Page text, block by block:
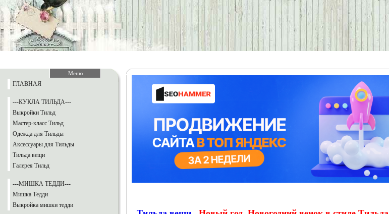
Меню
ГЛАВНАЯ
---КУКЛА ТИЛЬДА---
Выкройки Тильд
Мастер-класс Тильд
Одежда для Тильды
Аксессуары для Тильды
Тильда вещи
Галерея Тильд
---МИШКА ТЕДДИ---
Мишка Тедди
Выкройка мишки тедди